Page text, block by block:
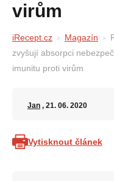
virům
iRecept.cz Magazín
zvyšují absorpci
imunitu proti virům
Jan , 21. 06. 2020
Vytisknout článek